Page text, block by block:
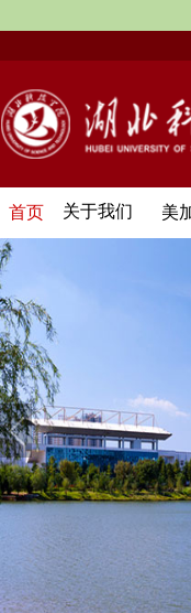
首页 关于我们 美